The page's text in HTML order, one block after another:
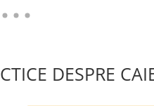
DESPRE